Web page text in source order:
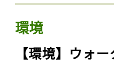
環境
【環境】ウォ